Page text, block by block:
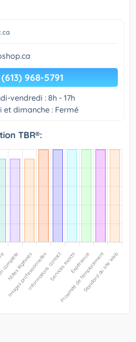
(613) 968-5791
vendredi : 8h - 17h
et dimanche : Fermé
TBR®: